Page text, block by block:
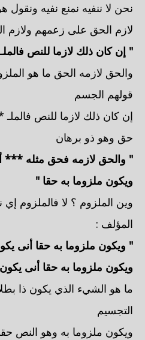
نحن لا ننفيه نمنع نفيه ونقول
لازم الحق على زعمهم ولازم
" إن كان ذلك لازما للنص
والحق لازمه الحق ما هو
قولهم الجسم
إن كان ذلك لازما للنص
حق وهو ذو برهان
" والحق لازمه فحق مثله ***
ويكون ملزوما به حقا "
وين الملزوم ؟ لا فالملزوم
المؤلف :
" ويكون ملزوما به حقا أنى
ويكون ملزوما به حقا أنى
ما هو الشيء الذي يكون ذا
التجسيم
ويكون ملزوما به وهو النص